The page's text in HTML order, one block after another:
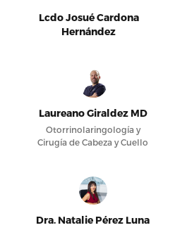
Lcdo Josué Cardona
Hernández
Laureano Giraldez MD
Otorrinolaringología y
Cirugía de Cabeza y Cuello
Dra. Natalie Pérez Luna